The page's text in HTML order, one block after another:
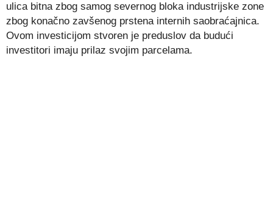
ulica bitna zbog samog severnog bloka industrijske zone
zbog konačno zavšenog prstena internih saobraćajnica.
Ovom investicijom stvoren je preduslov da budući
investitori imaju prilaz svojim parcelama.